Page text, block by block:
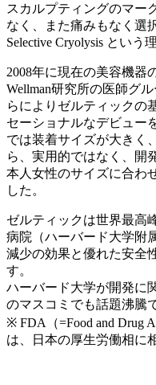
スカルプティングのマー
なく、また痛みもなく選
Selective Cryolysis という
2008年に現在の美容機器
Wellman研究所の医師グ
らによりゼルティックの
セーショナルなデビュー
では装着サイズが大きく
ら、実用的ではなく、開
本人女性のサイズに合わ
した。
ゼルティックは世界最高
病院（ハーバード大学附
減少の効果と優れた安全
す。
ハーバード大学が開発に
のマスコミでも話題沸騰
※ FDA（=Food and Drug
は、日本の厚生労働相に